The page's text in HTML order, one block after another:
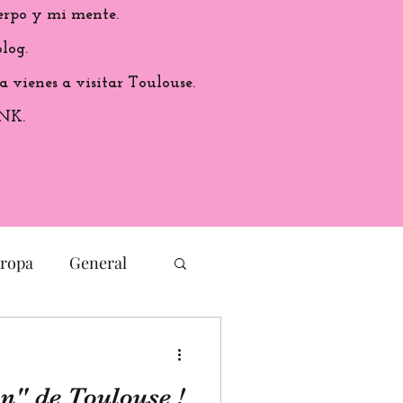
y mi mente.
vienes a visitar Toulouse.
General
de Toulouse !